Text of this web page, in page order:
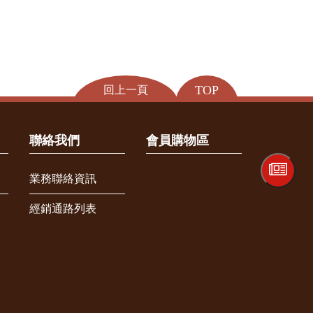
TOP
回上一頁
聯絡我們
業務聯絡資訊
經銷通路列表
會員購物區